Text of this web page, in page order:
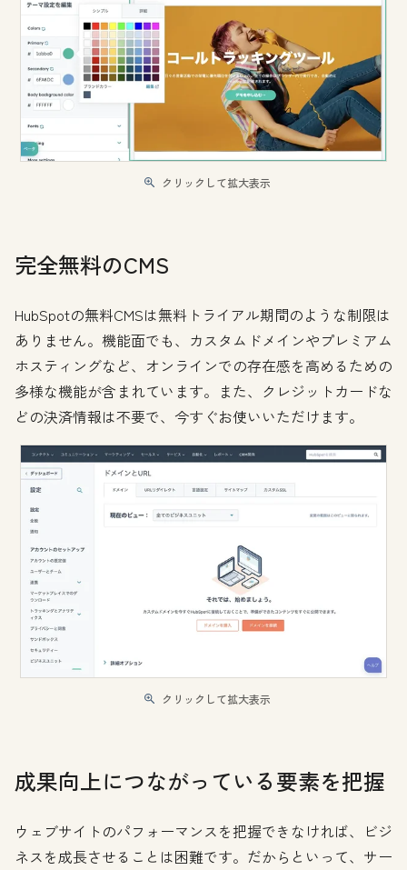
クリックして拡大表示
完全無料のCMS
HubSpotの無料CMSは無料トライアル期間のような制限は
ありません。機能面でも、カスタムドメインやプレミアム
ホスティングなど、オンラインでの存在感を高めるための
多様な機能が含まれています。また、クレジットカードな
どの決済情報は不要で、今すぐお使いいただけます。
クリックして拡大表示
成果向上につながっている要素を把握
ウェブサイトのパフォーマンスを把握できなければ、ビジ
ネスを成長させることは困難です。だからといって、サー